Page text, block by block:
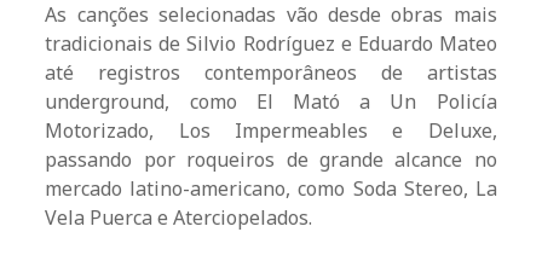
As canções selecionadas vão desde obras mais
tradicionais de Silvio Rodríguez e Eduardo Mateo
até registros contemporâneos de artistas
underground, como El Mató a Un Policía
Motorizado, Los Impermeables e Deluxe,
passando por roqueiros de grande alcance no
mercado latino-americano, como Soda Stereo, La
Vela Puerca e Aterciopelados.